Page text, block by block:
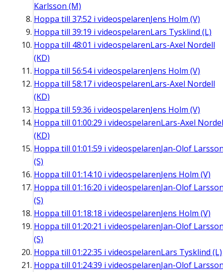
Karlsson (M)
Hoppa till 37:52 i videospelarenJens Holm (V)
Hoppa till 39:19 i videospelarenLars Tysklind (L)
Hoppa till 48:01 i videospelarenLars-Axel Nordell
(KD)
Hoppa till 56:54i videospelarenJens Holm (V)
Hoppa till 58:17 i videospelarenLars-Axel Nordell
(KD)
Hoppa till 59:36 i videospelarenJens Holm (V)
Hoppa till 01:00:29 i videospelarenLars-Axel
(KD)
Hoppa till 01:01:59 i videospelarenJan-Olof
(S)
Hoppa till 01:14:10 i videospelarenJens Holm (V)
Hoppa till 01:16:20 i videospelarenJan-Olof
(S)
Hoppa till 01:18:18 i videospelarenJens Holm (V)
Hoppa till 01:20:21 i videospelarenJan-Olof
(S)
Hoppa till 01:22:35 i videospelarenLars Tysklind (L)
Hoppa till 01:24:39 i videospelarenJan-Olof